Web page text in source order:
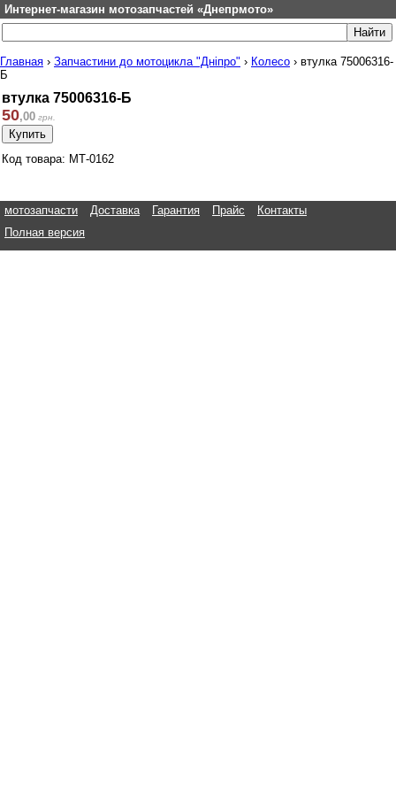
Интернет-магазин мотозапчастей «Днепрмото»
Главная › Запчастини до мотоцикла "Дніпро" › Колесо › втулка 75006316-
Б
втулка 75006316-Б
50,00 грн.
Код товара: МТ-0162
мотозапчасти Доставка Гарантия Прайс
Контакты
Полная версия